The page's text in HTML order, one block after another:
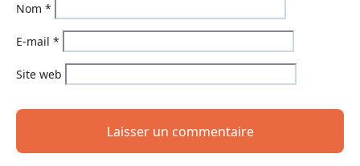
Nom *
E-mail *
Site web